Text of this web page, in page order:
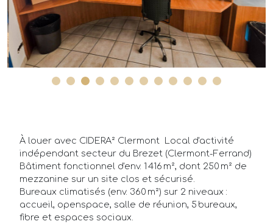
Annonces
Acheteurs/Locataires
À louer avec CIDERA² Clermont  Local d'activité
indépendant secteur du Brezet (Clermont-Ferrand)
Bâtiment fonctionnel d'env. 1 416 m², dont 250 m² de
mezzanine sur un site clos et sécurisé.
Bureaux climatisés (env. 360 m²) sur 2 niveaux :
accueil, openspace, salle de réunion, 5 bureaux,
fibre et espaces sociaux.